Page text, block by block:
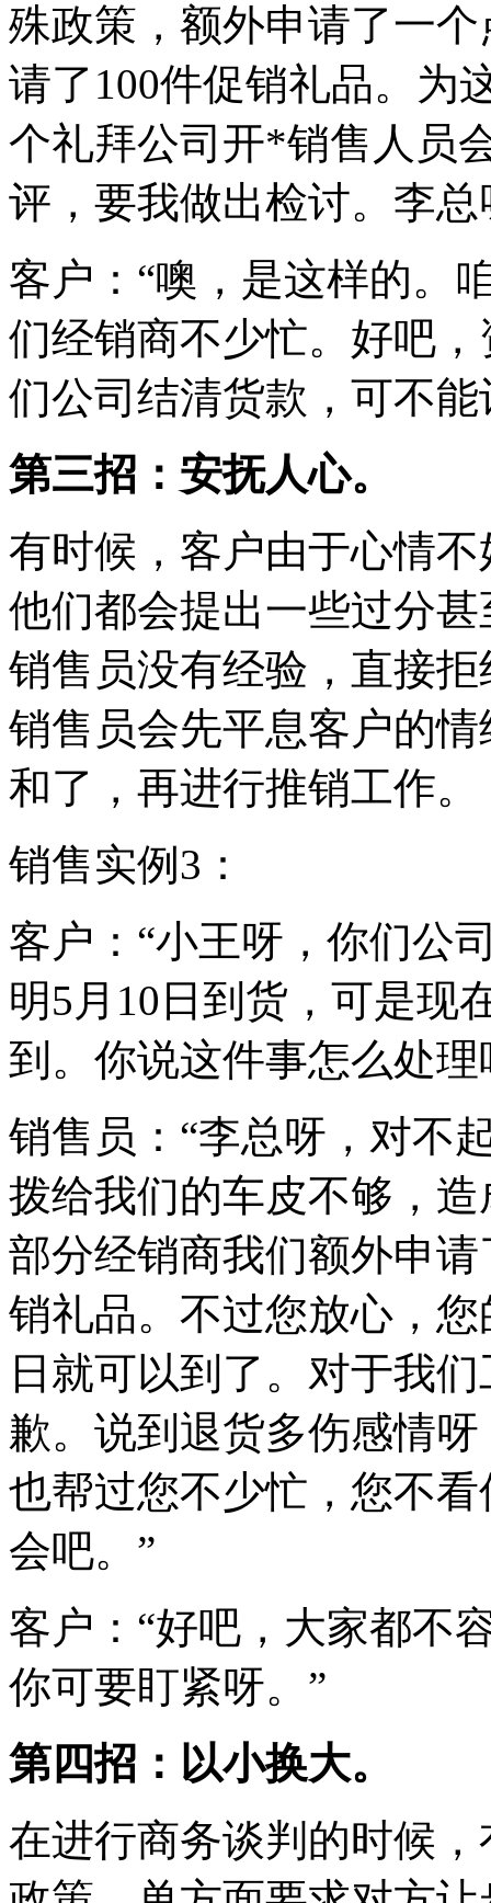
殊政策，额外申请了一
请了100件促销礼品。为
个礼拜公司开*销售人员
评，要我做出检讨。李
客户：“噢，是这样的。
们经销商不少忙。好吧
们公司结清货款，可不
第三招：安抚人心。
有时候，客户由于心情
他们都会提出一些过分
销售员没有经验，直接
销售员会先平息客户的
和了，再进行推销工作。
销售实例3：
客户：“小王呀，你们公
明5月10日到货，可是现
到。你说这件事怎么处
销售员：“李总呀，对不
拨给我们的车皮不够，
部分经销商我们额外申
销礼品。不过您放心，
日就可以到了。对于我
歉。说到退货多伤感情
也帮过您不少忙，您不
会吧。”
客户：“好吧，大家都不
你可要盯紧呀。”
第四招：以小换大。
在进行商务谈判的时候